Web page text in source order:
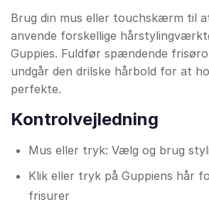
Brug din mus eller touchskærm til
anvende forskellige
Guppies. Fuldfør spændende
undgår den drilske hårbold for at
perfekte.
Kontrolvejledning
Mus eller tryk: Vælg og brug
Klik eller tryk på Guppiens hår
frisurer